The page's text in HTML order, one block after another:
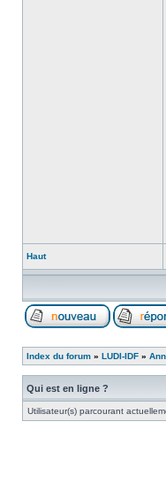
Haut
Index du forum » LUDI-IDF »
Qui est en ligne ?
Utilisateur(s) parcourant